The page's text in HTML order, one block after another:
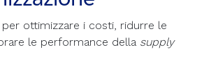
per ottimizzare i costi, ridurre le
le performance della supply
per ottimizzare i costi, ridurre le
le performance della supply
per ottimizzare i costi, ridurre le
le performance della supply